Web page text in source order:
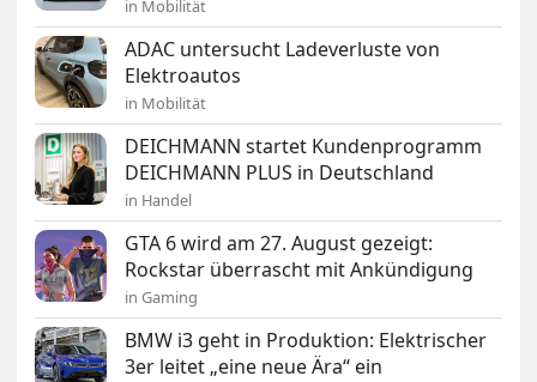
in Mobilität
ADAC untersucht Ladeverluste von
Elektroautos
in Mobilität
DEICHMANN startet Kundenprogramm
DEICHMANN PLUS in Deutschland
in Handel
GTA 6 wird am 27. August gezeigt:
Rockstar überrascht mit Ankündigung
in Gaming
BMW i3 geht in Produktion: Elektrischer
3er leitet „eine neue Ära“ ein